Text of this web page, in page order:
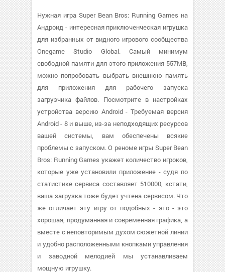
Нужная игра Super Bean Bros: Running Games на
Андроид - интересная приключенческая игрушка
для избранных от видного игрового сообщества
Onegame Studio Global. Самый минимум
свободной памяти для этого приложения 557MB,
можно попробовать выбрать внешнюю память
для приложения для рабочего запуска
загрузчика файлов. Посмотрите в настройках
устройства версию Android - Требуемая версия
Android - 8 и выше, из-за неподходящих ресурсов
вашей системы, вам обеспечены всякие
проблемы с запуском. О реноме игры Super Bean
Bros: Running Games укажет количество игроков,
которые уже установили приложение - судя по
статистике сервиса составляет 510000, кстати,
ваша загрузка тоже будет учтена сервисом. Что
же отличает эту игру от подобных - это - это
хорошая, продуманная и современная графика, а
вместе с неповторимым духом сюжетной линии
и удобно расположенными кнопками управления
и заводной мелодией мы устанавливаем
мощную игрушку.